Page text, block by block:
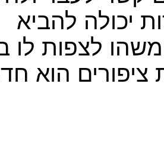
יכולה להביא
לצפות לו
הוא